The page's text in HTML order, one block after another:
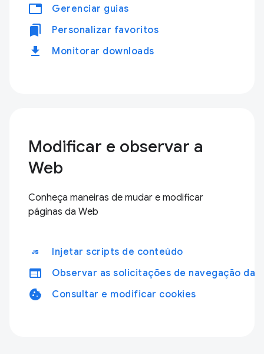
tabsGerenciar guias
bookmarks Personalizar favoritos
download Monitorar downloads
Modificar e observar a
Web
Conheça maneiras de mudar e modificar
páginas da Web
javascript Injetar scripts de conteúdo
web Observar as solicitações de navegação da
cookie Consultar e modificar cookies